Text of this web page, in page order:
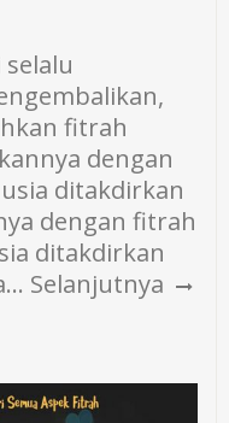
fitrah
dengan
ditakdirkan
dengan fitrah
ditakdirkan
Selanjutnya